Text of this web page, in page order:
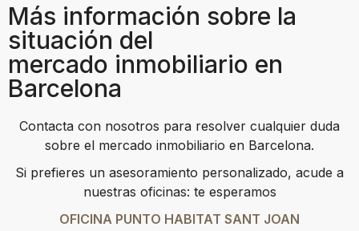
Más información sobre la
situación del
mercado inmobiliario en
Barcelona
Contacta con nosotros para resolver cualquier duda
sobre el mercado inmobiliario en Barcelona.
Si prefieres un asesoramiento personalizado, acude a
nuestras oficinas: te esperamos
OFICINA PUNTO HABITAT SANT JOAN